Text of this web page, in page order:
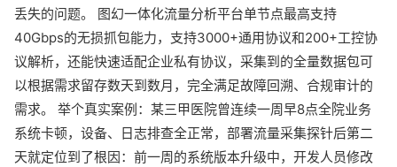
丢失的问题。 图幻一体化流量分析平台单节点最高支持
40Gbps的无损抓包能力，支持3000+通用协议和200+工控协
议解析，还能快速适配企业私有协议，采集到的全量数据包可
以根据需求留存数天到数月，完全满足故障回溯、合规审计的
需求。 举个真实案例：某三甲医院曾连续一周早8点全院业务
系统卡顿，设备、日志排查全正常，部署流量采集探针后第二
天就定位到了根因：前一周的系统版本升级中，开发人员修改